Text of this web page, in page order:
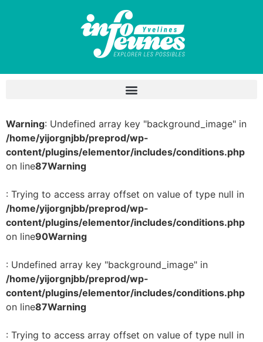
Warning: Undefined array key "background_image" in
/home/yijorgnjbb/preprod/wp-
content/plugins/elementor/includes/conditions.php
on line87Warning
: Trying to access array offset on value of type null in
/home/yijorgnjbb/preprod/wp-
content/plugins/elementor/includes/conditions.php
on line90Warning
: Undefined array key "background_image" in
/home/yijorgnjbb/preprod/wp-
content/plugins/elementor/includes/conditions.php
on line87Warning
: Trying to access array offset on value of type null in